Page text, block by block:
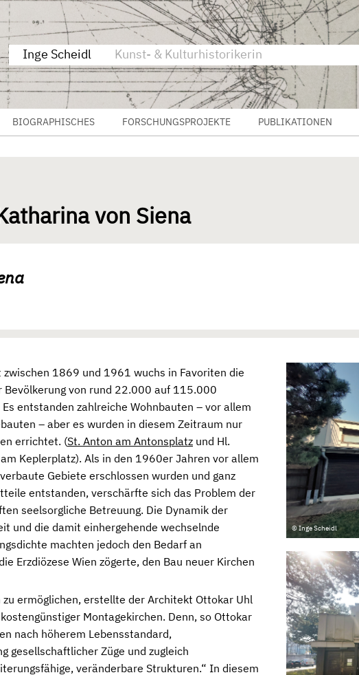
Inge Scheidl Kunst- & Kulturhistorikerin
BIOGRAPHISCHES FORSCHUNGSPROJEKTE PUBLIKATIONEN
von Siena
zwischen 1869 und 1961 wuchs in Favoriten die
Bevölkerung von rund 22.000 auf 115.000
Es entstanden zahlreiche Wohnbauten – vor allem
– aber es wurden in diesem Zeitraum nur
errichtet. (St. Anton am Antonsplatz und Hl.
Keplerplatz). Als in den 1960er Jahren vor allem
Gebiete erschlossen wurden und ganz
entstanden, verschärfte sich das Problem der
seelsorgliche Betreuung. Die Dynamik der
und die damit einhergehende wechselnde
machten jedoch den Bedarf an
Erzdiözese Wien zögerte, den Bau neuer Kirchen
ermöglichen, erstellte der Architekt Ottokar Uhl
Montagekirchen. Denn, so Ottokar
nach höherem Lebensstandard,
gesellschaftlicher Züge und zugleich
veränderbare Strukturen.“ In diesem
© Inge Scheidl